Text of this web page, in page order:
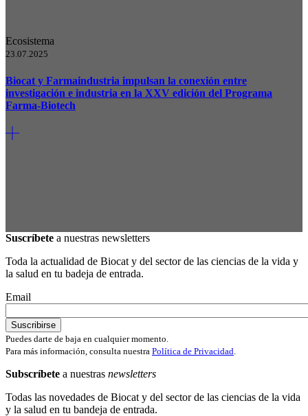
Ecosistema
23.07.2025
Biocat y Farmaindustria impulsan la conexión entre
investigación e industria en la XXV edición del Programa
Farma-Biotech
Suscríbete a nuestras newsletters
Toda la actualidad de Biocat y del sector de las ciencias de la vida y
la salud en tu badeja de entrada.
Email
Puedes darte de baja en cualquier momento.
Para más información, consulta nuestra Política de Privacidad
Subscríbete a nuestras newsletters
Todas las novedades de Biocat y del sector de las ciencias de la vida
y la salud en tu bandeja de entrada.